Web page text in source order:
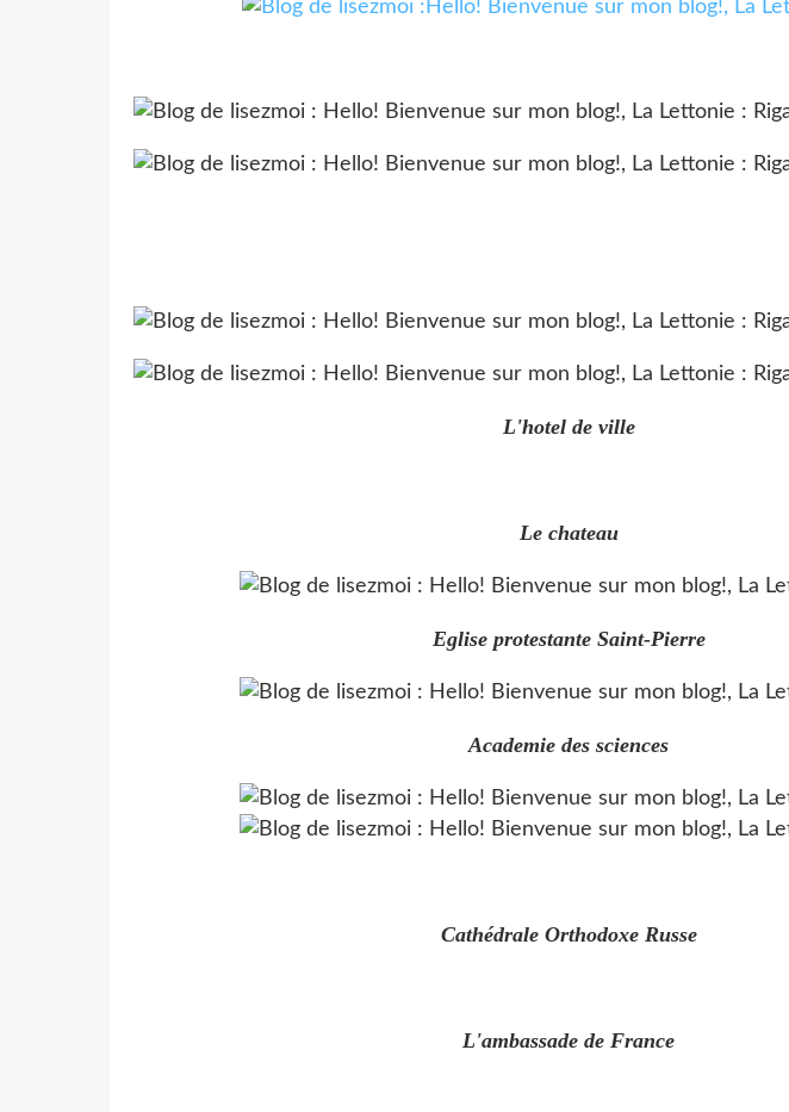
L'hotel de ville
Le chateau
Eglise protestante Saint-Pierre
Academie des sciences
Cathédrale Orthodoxe Russe
L'ambassade de France